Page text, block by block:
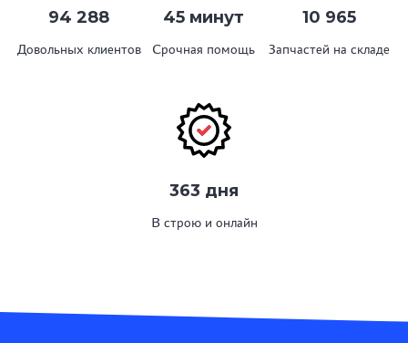
94 288
Довольных клиентов
45 минут
Срочная помощь
10 965
Запчастей на складе
363 дня
В строю и онлайн